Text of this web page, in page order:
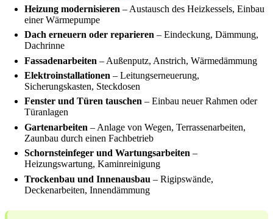
Heizung modernisieren – Austausch des Heizkessels, Einbau
einer Wärmepumpe
Dach erneuern oder reparieren – Eindeckung, Dämmung,
Dachrinne
Fassadenarbeiten – Außenputz, Anstrich, Wärmedämmung
Elektroinstallationen – Leitungserneuerung,
Sicherungskasten, Steckdosen
Fenster und Türen tauschen – Einbau neuer Rahmen oder
Türanlagen
Gartenarbeiten – Anlage von Wegen, Terrassenarbeiten,
Zaunbau durch einen Fachbetrieb
Schornsteinfeger und Wartungsarbeiten –
Heizungswartung, Kaminreinigung
Trockenbau und Innenausbau – Rigipswände,
Deckenarbeiten, Innendämmung